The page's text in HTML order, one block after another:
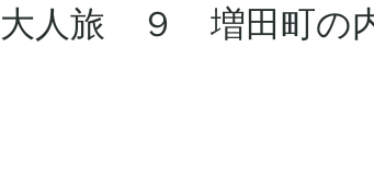
大人旅 ９ 増田町の